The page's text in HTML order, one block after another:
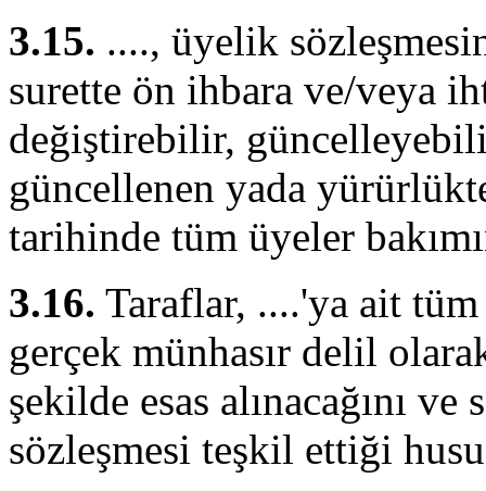
3.15. ...., üyelik
surette ön ihbara ve/veya
değiştirebilir,
güncellenen yada
tarihinde tüm üyeler
3.16. Taraflar, ....'ya ait
gerçek münhasır delil
şekilde esas alınacağını
sözleşmesi teşkil ettiği